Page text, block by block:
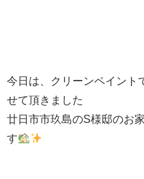
今日は、クリーンペイント
せて頂きました
廿日市市玖島のS様邸のお
す